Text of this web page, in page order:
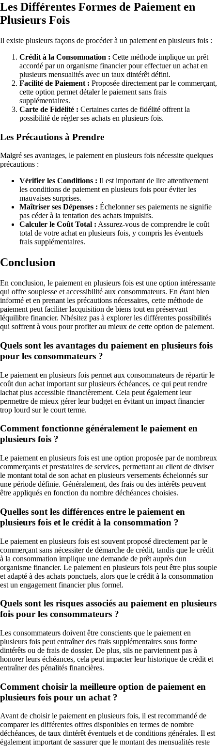
Les Différentes Formes de Paiement en
Plusieurs Fois
Il existe plusieurs façons de procéder à un paiement en plusieurs fois :
Crédit à la Consommation : Cette méthode implique un prêt
accordé par un organisme financier pour effectuer un achat en
plusieurs mensualités avec un taux dintérêt défini.
Facilité de Paiement : Proposée directement par le commerçant,
cette option permet détaler le paiement sans frais
supplémentaires.
Carte de Fidélité : Certaines cartes de fidélité offrent la
possibilité de régler ses achats en plusieurs fois.
Les Précautions à Prendre
Malgré ses avantages, le paiement en plusieurs fois nécessite quelques
précautions :
Vérifier les Conditions : Il est important de lire attentivement
les conditions de paiement en plusieurs fois pour éviter les
mauvaises surprises.
Maîtriser ses Dépenses : Échelonner ses paiements ne signifie
pas céder à la tentation des achats impulsifs.
Calculer le Coût Total : Assurez-vous de comprendre le coût
total de votre achat en plusieurs fois, y compris les éventuels
frais supplémentaires.
Conclusion
En conclusion, le paiement en plusieurs fois est une option intéressante
qui offre souplesse et accessibilité aux consommateurs. En étant bien
informé et en prenant les précautions nécessaires, cette méthode de
paiement peut faciliter lacquisition de biens tout en préservant
léquilibre financier. Nhésitez pas à explorer les différentes possibilités
qui soffrent à vous pour profiter au mieux de cette option de paiement.
Quels sont les avantages du paiement en plusieurs fois
pour les consommateurs ?
Le paiement en plusieurs fois permet aux consommateurs de répartir le
coût dun achat important sur plusieurs échéances, ce qui peut rendre
lachat plus accessible financièrement. Cela peut également leur
permettre de mieux gérer leur budget en évitant un impact financier
trop lourd sur le court terme.
Comment fonctionne généralement le paiement en
plusieurs fois ?
Le paiement en plusieurs fois est une option proposée par de nombreux
commerçants et prestataires de services, permettant au client de diviser
le montant total de son achat en plusieurs versements échelonnés sur
une période définie. Généralement, des frais ou des intérêts peuvent
être appliqués en fonction du nombre déchéances choisies.
Quelles sont les différences entre le paiement en
plusieurs fois et le crédit à la consommation ?
Le paiement en plusieurs fois est souvent proposé directement par le
commerçant sans nécessiter de démarche de crédit, tandis que le crédit
à la consommation implique une demande de prêt auprès dun
organisme financier. Le paiement en plusieurs fois peut être plus souple
et adapté à des achats ponctuels, alors que le crédit à la consommation
est un engagement financier plus formel.
Quels sont les risques associés au paiement en plusieurs
fois pour les consommateurs ?
Les consommateurs doivent être conscients que le paiement en
plusieurs fois peut entraîner des frais supplémentaires sous forme
dintérêts ou de frais de dossier. De plus, sils ne parviennent pas à
honorer leurs échéances, cela peut impacter leur historique de crédit et
entraîner des pénalités financières.
Comment choisir la meilleure option de paiement en
plusieurs fois pour un achat ?
Avant de choisir le paiement en plusieurs fois, il est recommandé de
comparer les différentes offres disponibles en termes de nombre
déchéances, de taux dintérêt éventuels et de conditions générales. Il est
également important de sassurer que le montant des mensualités reste